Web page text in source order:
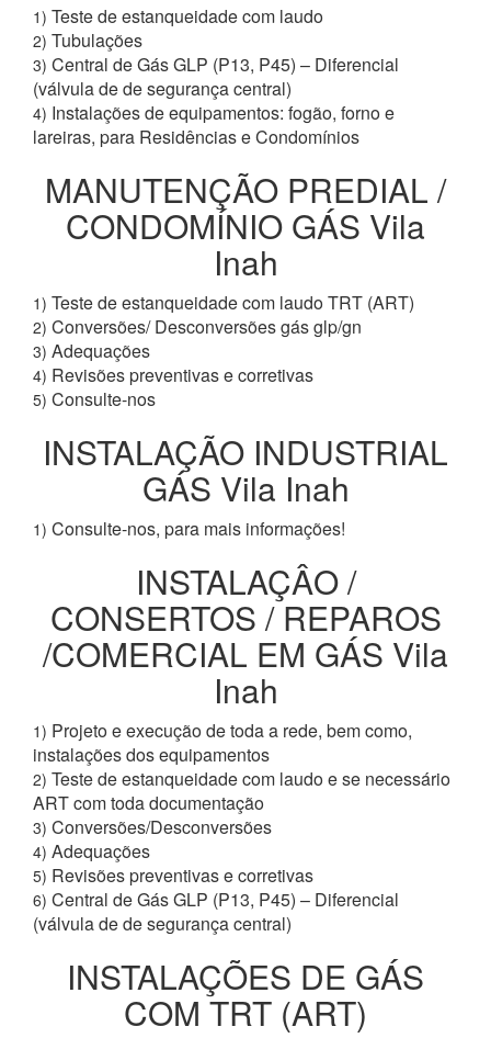
1) Teste de estanqueidade com laudo
2) Tubulações
3) Central de Gás GLP (P13, P45) – Diferencial
(válvula de de segurança central)
4) Instalações de equipamentos: fogão, forno e
lareiras, para Residências e Condomínios
MANUTENÇÃO PREDIAL /
CONDOMÍNIO GÁS Vila
Inah
1) Teste de estanqueidade com laudo TRT (ART)
2) Conversões/ Desconversões gás glp/gn
3) Adequações
4) Revisões preventivas e corretivas
5) Consulte-nos
INSTALAÇÃO INDUSTRIAL
GÁS Vila Inah
1) Consulte-nos, para mais informações!
INSTALAÇÂO /
CONSERTOS / REPAROS
/COMERCIAL EM GÁS Vila
Inah
1) Projeto e execução de toda a rede, bem como,
instalações dos equipamentos
2) Teste de estanqueidade com laudo e se necessário
ART com toda documentação
3) Conversões/Desconversões
4) Adequações
5) Revisões preventivas e corretivas
6) Central de Gás GLP (P13, P45) – Diferencial
(válvula de de segurança central)
INSTALAÇÕES DE GÁS
COM TRT (ART)